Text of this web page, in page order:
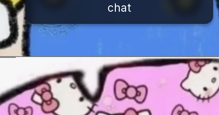
chat
Đang mởhttps://issiloo.edu.vn/hello-kitty-meme